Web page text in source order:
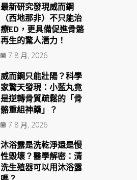
最新研究發現威而鋼
（西地那非）不只能治
療ED，更具備促進骨骼
再生的驚人潛力！
7 8 月, 2026
威而鋼只能壯陽？科學
家驚天發現：小藍丸竟
是逆轉骨質疏鬆的「骨
骼重組神藥」？
7 8 月, 2026
沐浴露是洗乾淨還是慢
性毀壞？醫學解密：清
洗生殖器可以用沐浴露